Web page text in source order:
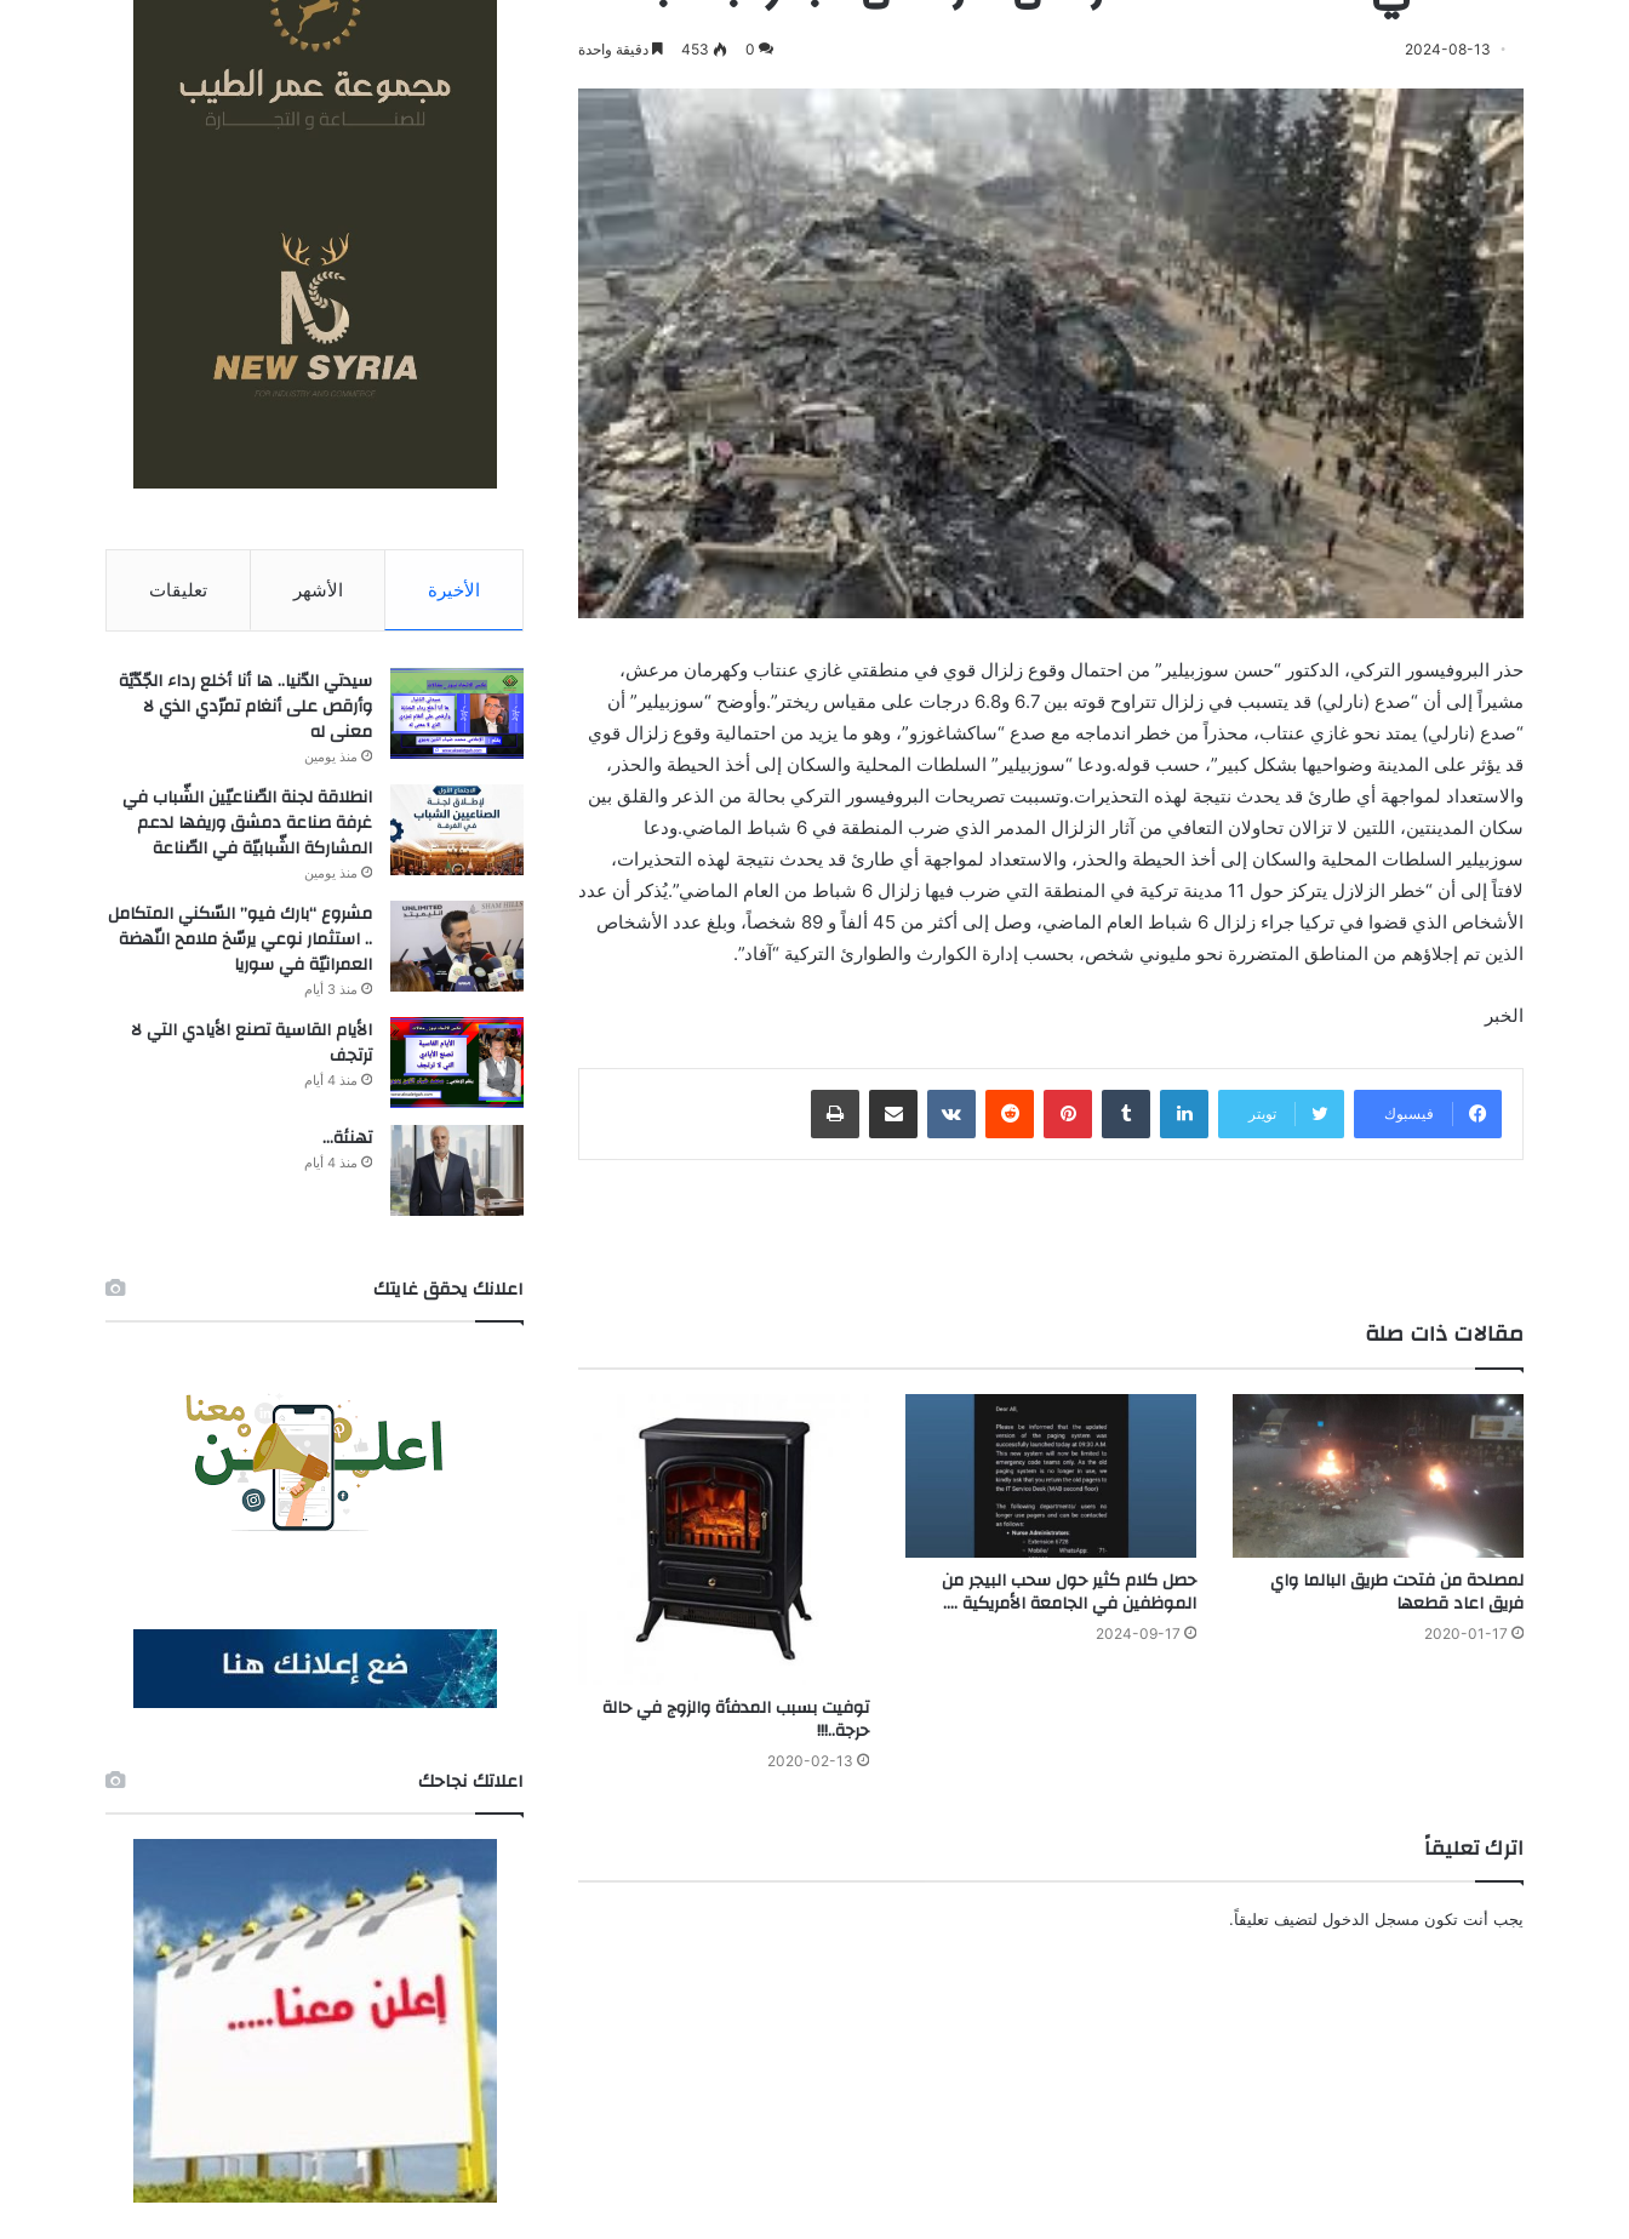
2024-08-13
0
453 دقيقة واحدة
حذر البروفيسور التركي، الدكتور “حسن سوزبيلير” من احتمال وقوع زلزال قوي في منطقتي غازي عنتاب وكهرمان مرعش،
مشيراً إلى أن “صدع (نارلي) قد يتسبب في زلزال تتراوح قوته بين 6.7 و6.8 درجات على مقياس ريختر”.وأوضح “سوزبيلير” أن
“صدع (نارلي) يمتد نحو غازي عنتاب، محذراً من خطر اندماجه مع صدع “ساكشاغوزو”، وهو ما يزيد من احتمالية وقوع زلزال قوي
قد يؤثر على المدينة وضواحيها بشكل كبير”، حسب قوله.ودعا “سوزبيلير” السلطات المحلية والسكان إلى أخذ الحيطة والحذر،
والاستعداد لمواجهة أي طارئ قد يحدث نتيجة لهذه التحذيرات.وتسببت تصريحات البروفيسور التركي بحالة من الذعر والقلق بين
سكان المدينتين، اللتين لا تزالان تحاولان التعافي من آثار الزلزال المدمر الذي ضرب المنطقة في 6 شباط الماضي.ودعا
سوزبيلير السلطات المحلية والسكان إلى أخذ الحيطة والحذر، والاستعداد لمواجهة أي طارئ قد يحدث نتيجة لهذه التحذيرات،
لافتاً إلى أن “خطر الزلازل يتركز حول 11 مدينة تركية في المنطقة التي ضرب فيها زلزال 6 شباط من العام الماضي”.يُذكر أن عدد
الأشخاص الذي قضوا في تركيا جراء زلزال 6 شباط العام الماضي، وصل إلى أكثر من 45 ألفاً و 89 شخصاً، وبلغ عدد الأشخاص
الذين تم إجلاؤهم من المناطق المتضررة نحو مليوني شخص، بحسب إدارة الكوارث والطوارئ التركية “آفاد”.
الخبر
فيسبوك تويتر
لينكدإن بينتيريست مشاركة عبر البريد طباعة
مقالات ذات صلة
لمصلحة من فتحت طريق البالما واي
فريق اعاد قطعها
2020-01-17
حصل كلام كثير حول سحب البيجر من
الموظفين في الجامعة الأمريكية ….
2024-09-17
توفيت بسبب المدفأة والزوج في حالة
حرجة..!!!
2020-02-13
اترك تعليقاً
يجب أنت تكون مسجل الدخول لتضيف تعليقاً.
الأخيرة الأشهر تعليقات
سيدتي الدّنيا.. ها أنا أخلع رداء الجّدّيّة
وأرقص على أنغام تمرّدي الذي لا
معنى له
منذ يومين
انطلاقة لجنة الصّناعيّين الشّباب في
غرفة صناعة دمشق وريفها لدعم
المشاركة الشّبابيّة في الصّناعة
منذ يومين
مشروع “بارك فيو” السّكني المتكامل
.. استثمار نوعي يرسّخ ملامح النّهضة
العمرانيّة في سوريا
منذ 3 أيام
الأيام القاسية تصنع الأيادي التي لا
ترتجف
منذ 4 أيام
تهنئة…
منذ 4 أيام
اعلانك يحقق غايتك
اعلاتك نجاحك